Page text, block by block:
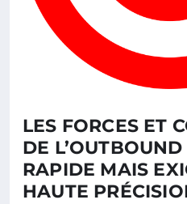
LES FORCES ET
DE
RAPIDE MAIS
HAUTE